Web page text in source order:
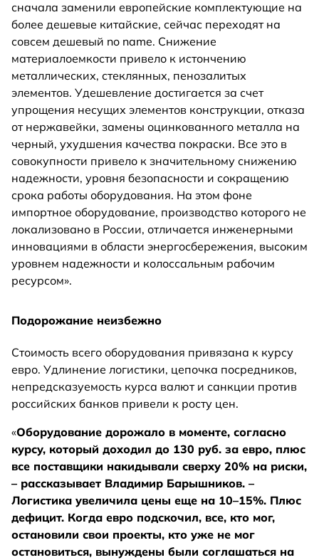
сначала заменили европейские комплектующие на
более дешевые китайские, сейчас переходят на
совсем дешевый no name. Снижение
материалоемкости привело к истончению
металлических, стеклянных, пенозалитых
элементов. Удешевление достигается за счет
упрощения несущих элементов конструкции, отказа
от нержавейки, замены оцинкованного металла на
черный, ухудшения качества покраски. Все это в
совокупности привело к значительному снижению
надежности, уровня безопасности и сокращению
срока работы оборудования. На этом фоне
импортное оборудование, производство которого не
локализовано в России, отличается инженерными
инновациями в области энергосбережения, высоким
уровнем надежности и колоссальным рабочим
ресурсом».
Подорожание неизбежно
Стоимость всего оборудования привязана к курсу
евро. Удлинение логистики, цепочка посредников,
непредсказуемость курса валют и санкции против
российских банков привели к росту цен.
«Оборудование дорожало в моменте, согласно
курсу, который доходил до 130 руб. за евро, плюс
все поставщики накидывали сверху 20% на риски,
– рассказывает Владимир Барышников. –
Логистика увеличила цены еще на 10–15%. Плюс
дефицит. Когда евро подскочил, все, кто мог,
остановили свои проекты, кто уже не мог
остановиться, вынуждены были соглашаться на